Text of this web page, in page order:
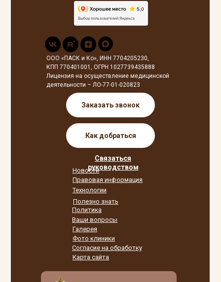
Связаться
руководством
Как добраться
Новости
Полезно знать
Правовая информация
Политика
Согласие на обработку
Карта сайта
Галерея
Фото клиники
Ваши вопросы
Технологии
Заказать звонок
ООО «ПАСК и Ко», ИНН 7704205230,
КПП 770401001, ОГРН 1027739435888
Лицензия на осуществление медицинской
деятельности – ЛО-77-01-020823